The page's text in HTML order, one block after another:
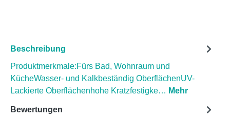
Beschreibung
Produktmerkmale:Fürs Bad, Wohnraum und
KücheWasser- und Kalkbeständig OberflächenUV-
Lackierte Oberflächenhohe Kratzfestigke… Mehr
Bewertungen